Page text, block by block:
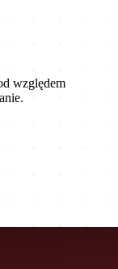
względem